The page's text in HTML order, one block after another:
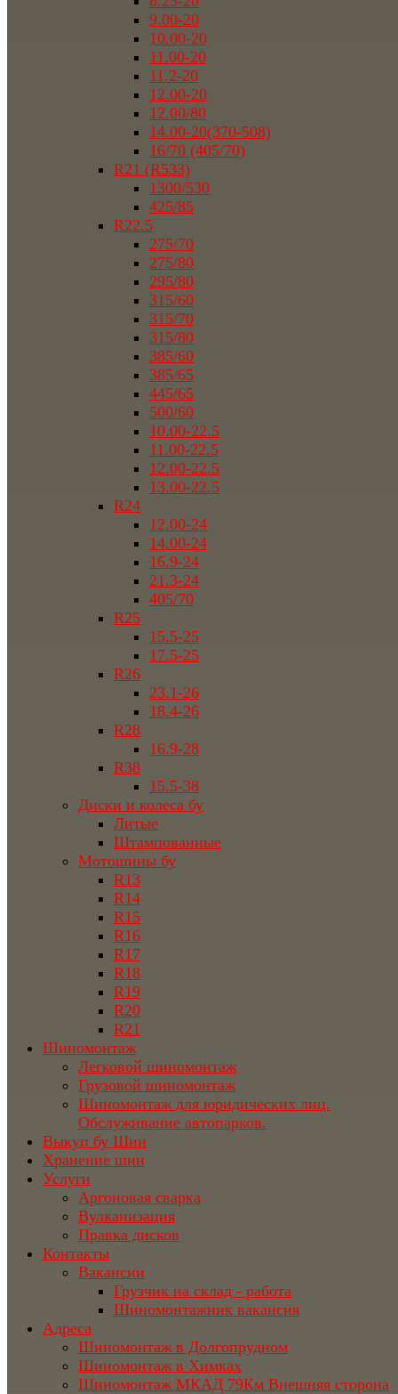
9.00-20
10.00-20
11.00-20
11.2-20
12.00-20
12.00/80
14.00-20(370-508)
16/70 (405/70)
R21 (R533)
1300/530
425/85
R22.5
275/70
275/80
295/80
315/60
315/70
315/80
385/60
385/65
445/65
500/60
10.00-22.5
11.00-22.5
12.00-22.5
13.00-22.5
R24
12.00-24
14.00-24
16.9-24
21.3-24
405/70
R25
15.5-25
17.5-25
R26
23.1-26
18.4-26
R28
16.9-28
R38
15.5-38
Диски и колеса бу
Литые
Штампованные
Мотошины бу
R13
R14
R15
R16
R17
R18
R19
R20
R21
Шиномонтаж
Легковой шиномонтаж
Грузовой шиномонтаж
Шиномонтаж для юридических лиц.
Обслуживание автопарков.
Выкуп бу Шин
Хранение шин
Услуги
Аргоновая сварка
Вулканизация
Правка дисков
Контакты
Вакансии
Грузчик на склад - работа
Шиномонтажник вакансия
Адреса
Шиномонтаж в Долгопрудном
Шиномонтаж в Химках
Шиномонтаж МКАД 79Км Внешняя сторона